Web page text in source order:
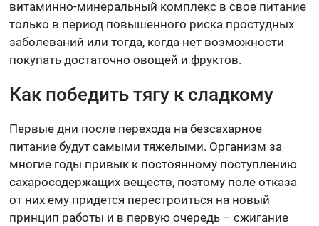
витаминно-минеральный комплекс в свое питание
только в период повышенного риска простудных
заболеваний или тогда, когда нет возможности
покупать достаточно овощей и фруктов.
Как победить тягу к сладкому
Первые дни после перехода на безсахарное
питание будут самыми тяжелыми. Организм за
многие годы привык к постоянному поступлению
сахаросодержащих веществ, поэтому поле отказа
от них ему придется перестроиться на новый
принцип работы и в первую очередь – сжигание